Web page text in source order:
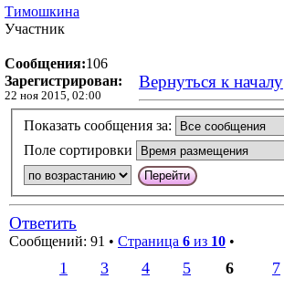
Тимошкина
Участник
Сообщения:106
Зарегистрирован:
22 ноя 2015, 02:00
Вернуться к началу
Показать сообщения за:
Поле сортировки
Ответить
Сообщений: 91 • Страница 6 из 10 •
1 3 4 5 6 7